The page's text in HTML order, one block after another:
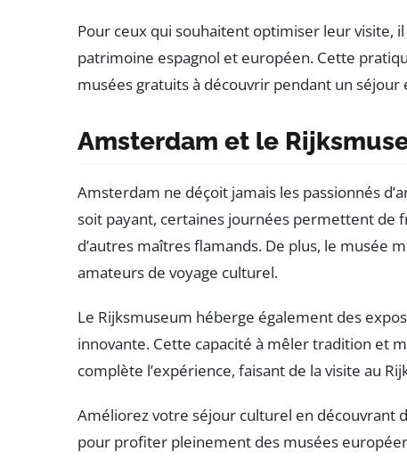
Pour ceux qui souhaitent optimiser leur visite,
patrimoine espagnol et européen. Cette
musées gratuits à découvrir pendant un séjour
Amsterdam et le
Amsterdam ne déçoit jamais les passionnés
soit payant, certaines journées permettent de
d’autres maîtres flamands. De plus, le musée
amateurs de voyage culturel.
Le Rijksmuseum héberge également des
innovante. Cette capacité à mêler tradition et
complète l’expérience, faisant de la visite au
Améliorez votre séjour culturel en découvrant
pour profiter pleinement des musées